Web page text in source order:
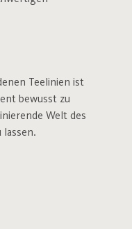
Teelinien ist
bewusst zu
Welt des
lassen.